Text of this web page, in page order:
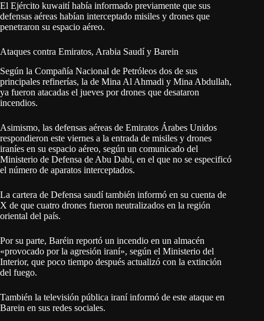
El Ejército kuwaití había informado previamente que sus
defensas aéreas habían interceptado misiles y drones que
penetraron su espacio aéreo.
Ataques contra Emiratos, Arabia Saudí y Barein
Según la Compañía Nacional de Petróleos dos de sus
principales refinerías, la de Mina Al Ahmadi y Mina Abdullah,
ya fueron atacadas el jueves por drones que desataron
incendios.
Asimismo, las defensas aéreas de Emiratos Árabes Unidos
respondieron este viernes a la entrada de misiles y drones
iraníes en su espacio aéreo, según un comunicado del
Ministerio de Defensa de Abu Dabi, en el que no se especificó
el número de aparatos interceptados.
La cartera de Defensa saudí también informó en su cuenta de
X de que cuatro drones fueron neutralizados en la región
oriental del país.
Por su parte, Baréin reportó un incendio en un almacén
«provocado por la agresión iraní», según el Ministerio del
Interior, que poco tiempo después actualizó con la extinción
del fuego.
También la televisión pública iraní informó de este ataque en
Barein en sus redes sociales.